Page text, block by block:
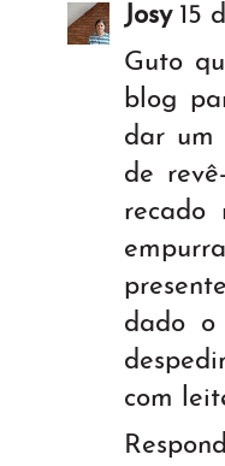
Josy 15
Guto
blog
dar um
de
recado
dado
com